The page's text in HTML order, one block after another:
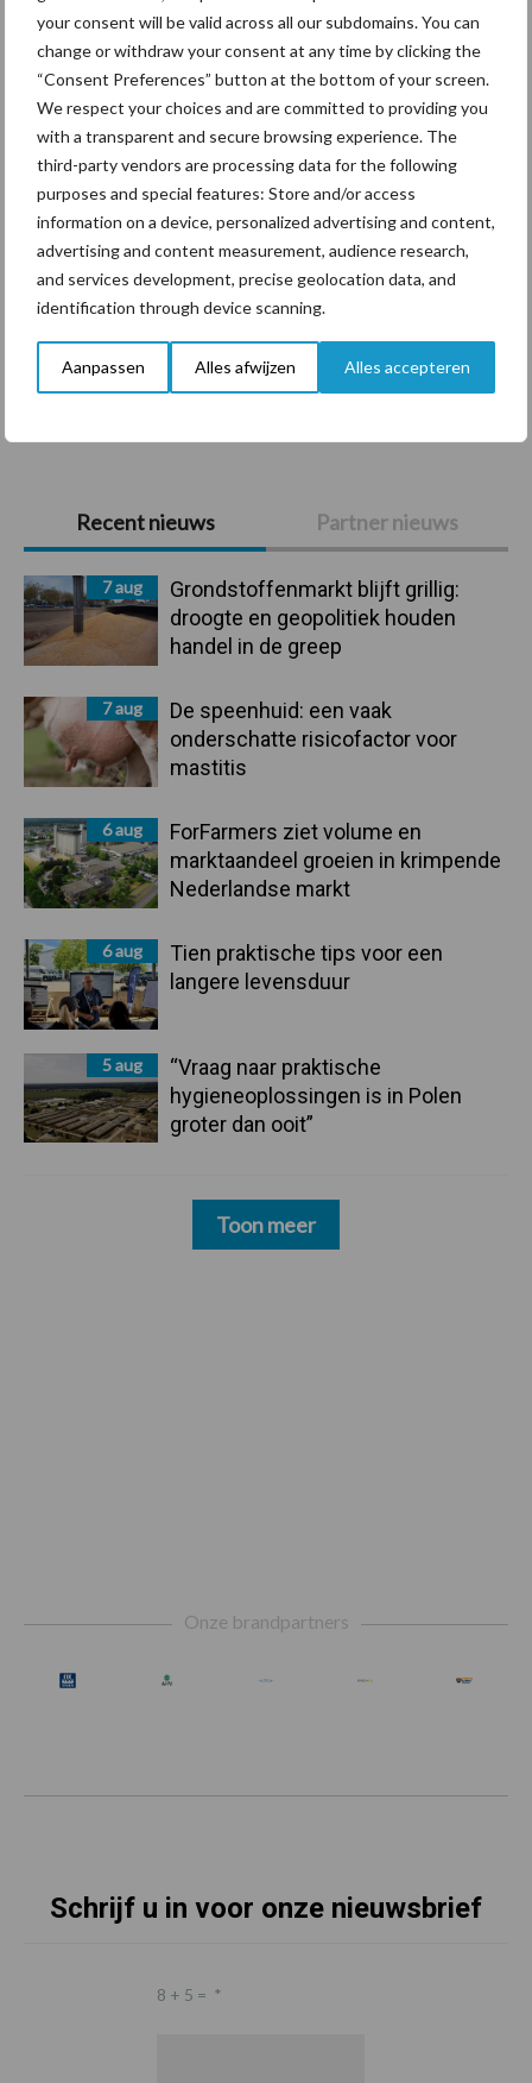
your consent will be valid across all our subdomains. You can
change or withdraw your consent at any time by clicking the
“Consent Preferences” button at the bottom of your screen.
We respect your choices and are committed to providing you
with a transparent and secure browsing experience. The
third-party vendors are processing data for the following
purposes and special features: Store and/or access
information on a device, personalized advertising and content,
advertising and content measurement, audience research,
and services development, precise geolocation data, and
identification through device scanning.
Aanpassen Alles afwijzen Alles accepteren
Primaire
Sidebar
Recent nieuws Partner nieuws
7 aug
Grondstoffenmarkt blijft grillig:
droogte en geopolitiek houden
handel in de greep
7 aug
De speenhuid: een vaak
onderschatte risicofactor voor
mastitis
6 aug
ForFarmers ziet volume en
marktaandeel groeien in krimpende
Nederlandse markt
6 aug
Tien praktische tips voor een
langere levensduur
5 aug
“Vraag naar praktische
hygieneoplossingen is in Polen
groter dan ooit”
Toon meer
Themapagina's
Diergezondheid Bemesting Fokkerij
Beregening Bijproducten
Onze brandpartners
Schrijf u in voor onze nieuwsbrief
8 + 5 = *